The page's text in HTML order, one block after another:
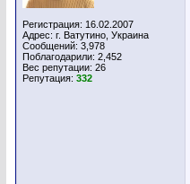
Регистрация: 16.02.2007
Адрес: г. Ватутино, Украина
Сообщений: 3,978
Поблагодарили: 2,452
Вес репутации: 26
Репутация: 332